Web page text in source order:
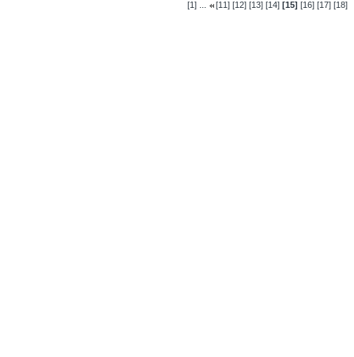
[1] ... [11] [12] [13] [14] [15] [16] [17] [18]